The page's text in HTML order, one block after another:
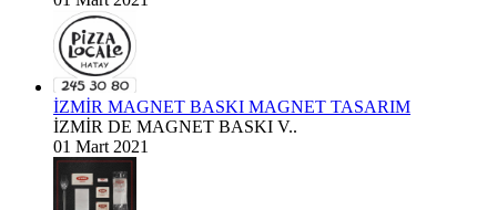
İZMİR MAGNET BASKI MAGNET TASARIM
İZMİR DE MAGNET BASKI V..
01 Mart 2021